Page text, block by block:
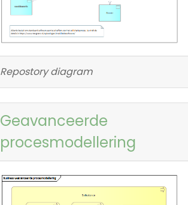
Repostory diagram
Geavanceerde
procesmodellering